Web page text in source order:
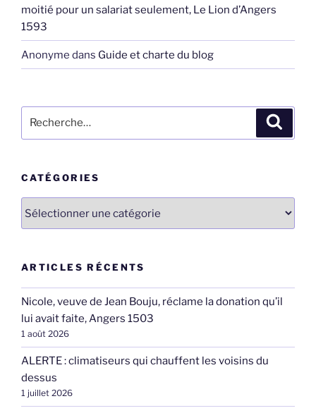
moitié pour un salariat seulement, Le Lion d’Angers
1593
Anonyme dans Guide et charte du blog
pour
CATÉGORIES
ARTICLES RÉCENTS
Nicole, veuve de Jean Bouju, réclame la donation qu’il
lui avait faite, Angers 1503
1 août 2026
ALERTE : climatiseurs qui chauffent les voisins du
dessus
1 juillet 2026